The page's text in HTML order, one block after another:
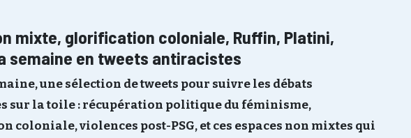
mixte, glorification coloniale, Ruffin, Platini,
semaine en tweets antiracistes
une sélection de tweets pour suivre les débats
sur la toile : récupération politique du féminisme,
coloniale, violences post-PSG, et ces espaces non mixtes qui